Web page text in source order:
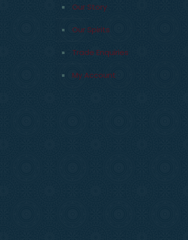
Our Story
Our Spirits
Trade Enquiries
My Account